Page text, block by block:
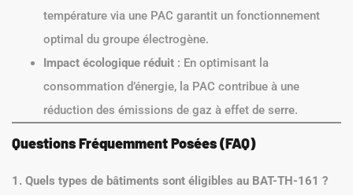
température via une PAC garantit un fonctionnement
optimal du groupe électrogène.
Impact écologique réduit : En optimisant la
consommation d’énergie, la PAC contribue à une
réduction des émissions de gaz à effet de serre.
Questions Fréquemment Posées (FAQ)
1. Quels types de bâtiments sont éligibles au BAT-TH-161 ?